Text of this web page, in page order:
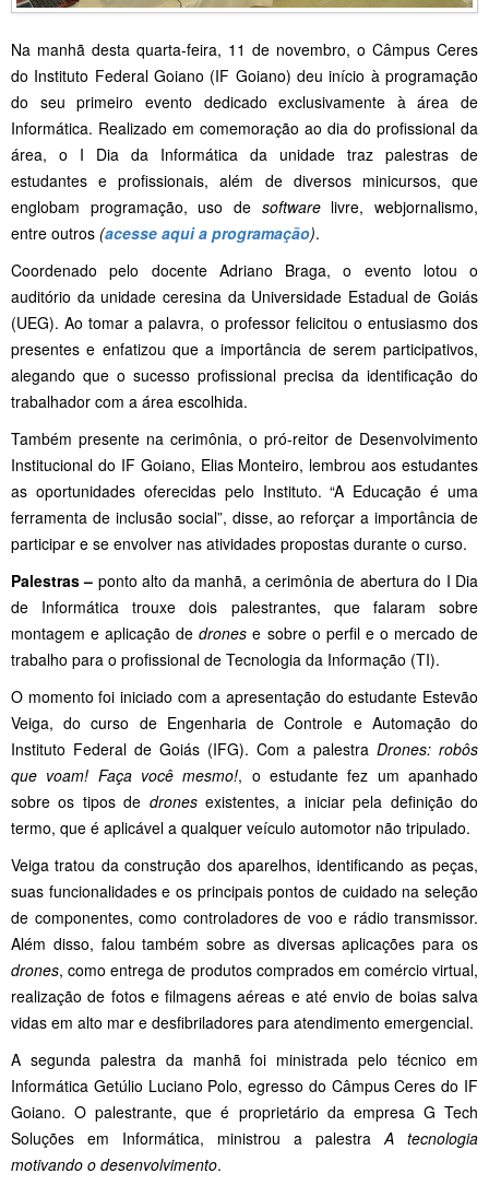
Na manhã desta quarta-feira, 11 de novembro, o Câmpus Ceres
do Instituto Federal Goiano (IF Goiano) deu início à programação
do seu primeiro evento dedicado exclusivamente à área de
Informática. Realizado em comemoração ao dia do profissional da
área, o I Dia da Informática da unidade traz palestras de
estudantes e profissionais, além de diversos minicursos, que
englobam programação, uso de softwarelivre, webjornalismo,
entre outros (acesse aqui a programação).
Coordenado pelo docente Adriano Braga, o evento lotou o
auditório da unidade ceresina da Universidade Estadual de Goiás
(UEG). Ao tomar a palavra, o professor felicitou o entusiasmo dos
presentes e enfatizou que a importância de serem participativos,
alegando que o sucesso profissional precisa da identificação do
trabalhador com a área escolhida.
Também presente na cerimônia, o pró-reitor de Desenvolvimento
Institucional do IF Goiano, Elias Monteiro, lembrou aos estudantes
as oportunidades oferecidas pelo Instituto. “A Educação é uma
ferramenta de inclusão social”, disse, ao reforçar a importância de
participar e se envolver nas atividades propostas durante o curso.
Palestras – ponto alto da manhã, a cerimônia de abertura do I Dia
de Informática trouxe dois palestrantes, que falaram sobre
montagem e aplicação dedrones e sobre o perfil e o mercado de
trabalho para o profissional de Tecnologia da Informação (TI).
O momento foi iniciado com a apresentação do estudante Estevão
Veiga, do curso de Engenharia de Controle e Automação do
Instituto Federal de Goiás (IFG). Com a palestra Drones: robôs
que voam! Faça você mesmo!, o estudante fez um apanhado
sobre os tipos de dronesexistentes, a iniciar pela definição do
termo, que é aplicável a qualquer veículo automotor não tripulado.
Veiga tratou da construção dos aparelhos, identificando as peças,
suas funcionalidades e os principais pontos de cuidado na seleção
de componentes, como controladores de voo e rádio transmissor.
Além disso, falou também sobre as diversas aplicações para os
drones, como entrega de produtos comprados em comércio virtual,
realização de fotos e filmagens aéreas e até envio de boias salva
vidas em alto mar e desfibriladores para atendimento emergencial.
A segunda palestra da manhã foi ministrada pelo técnico em
Informática Getúlio Luciano Polo, egresso do Câmpus Ceres do IF
Goiano. O palestrante, que é proprietário da empresa G Tech
Soluções em Informática, ministrou a palestra A tecnologia
motivando o desenvolvimento.